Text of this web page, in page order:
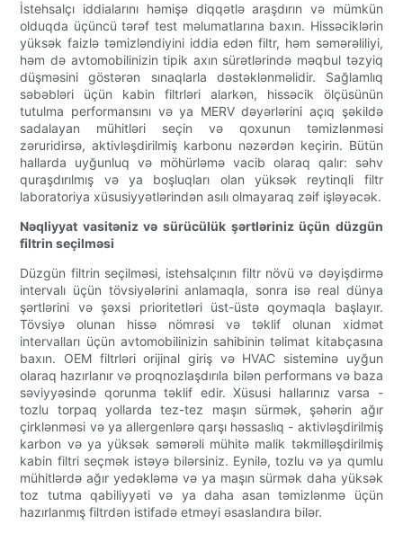
İstehsalçı iddialarını həmişə diqqətlə araşdırın və mümkün
olduqda üçüncü tərəf test məlumatlarına baxın. Hissəciklərin
yüksək faizlə təmizləndiyini iddia edən filtr, həm səmərəliliyi,
həm də avtomobilinizin tipik axın sürətlərində məqbul təzyiq
düşməsini göstərən sınaqlarla dəstəklənməlidir. Sağlamlıq
səbəbləri üçün kabin filtrləri alarkən, hissəcik ölçüsünün
tutulma performansını və ya MERV dəyərlərini açıq şəkildə
sadalayan mühitləri seçin və qoxunun təmizlənməsi
zəruridirsə, aktivləşdirilmiş karbonu nəzərdən keçirin. Bütün
hallarda uyğunluq və möhürləmə vacib olaraq qalır: səhv
quraşdırılmış və ya boşluqları olan yüksək reytinqli filtr
laboratoriya xüsusiyyətlərindən asılı olmayaraq zəif işləyəcək.
Nəqliyyat vasitəniz və sürücülük şərtləriniz üçün düzgün
filtrin seçilməsi
Düzgün filtrin seçilməsi, istehsalçının filtr növü və dəyişdirmə
intervalı üçün tövsiyələrini anlamaqla, sonra isə real dünya
şərtlərini və şəxsi prioritetləri üst-üstə qoymaqla başlayır.
Tövsiyə olunan hissə nömrəsi və təklif olunan xidmət
intervalları üçün avtomobilinizin sahibinin təlimat kitabçasına
baxın. OEM filtrləri orijinal giriş və HVAC sisteminə uyğun
olaraq hazırlanır və proqnozlaşdırıla bilən performans və baza
səviyyəsində qorunma təklif edir. Xüsusi hallarınız varsa -
tozlu torpaq yollarda tez-tez maşın sürmək, şəhərin ağır
çirklənməsi və ya allergenlərə qarşı həssaslıq - aktivləşdirilmiş
karbon və ya yüksək səmərəli mühitə malik təkmilləşdirilmiş
kabin filtri seçmək istəyə bilərsiniz. Eynilə, tozlu və ya qumlu
mühitlərdə ağır yedəkləmə və ya maşın sürmək daha yüksək
toz tutma qabiliyyəti və ya daha asan təmizlənmə üçün
hazırlanmış filtrdən istifadə etməyi əsaslandıra bilər.